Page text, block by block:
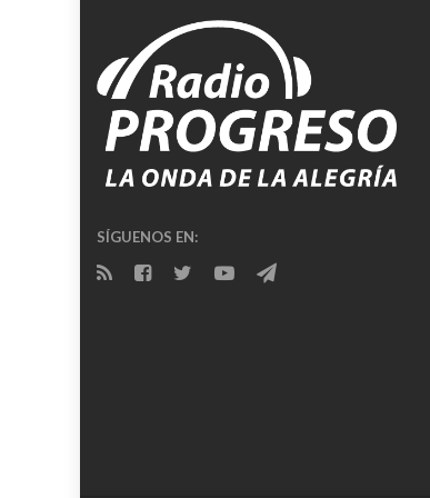
#Cuba
SÍGUENOS EN: